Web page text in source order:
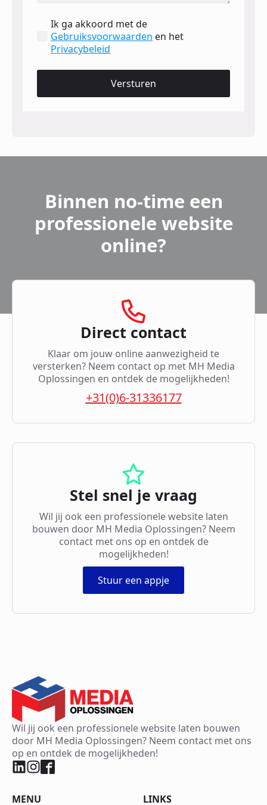
Ik ga akkoord met de
Gebruiksvoorwaarden en het
Privacybeleid
Versturen
Binnen no-time een
professionele website
online?
Direct contact
Klaar om jouw online aanwezigheid te
versterken? Neem contact op met MH Media
Oplossingen en ontdek de mogelijkheden!
+31(0)6-31336177
Stel snel je vraag
Wil jij ook een professionele website laten
bouwen door MH Media Oplossingen? Neem
contact met ons op en ontdek de
mogelijkheden!
Stuur een appje
Wil jij ook een professionele website laten bouwen
door MH Media Oplossingen? Neem contact met ons
op en ontdek de mogelijkheden!
MENU LINKS